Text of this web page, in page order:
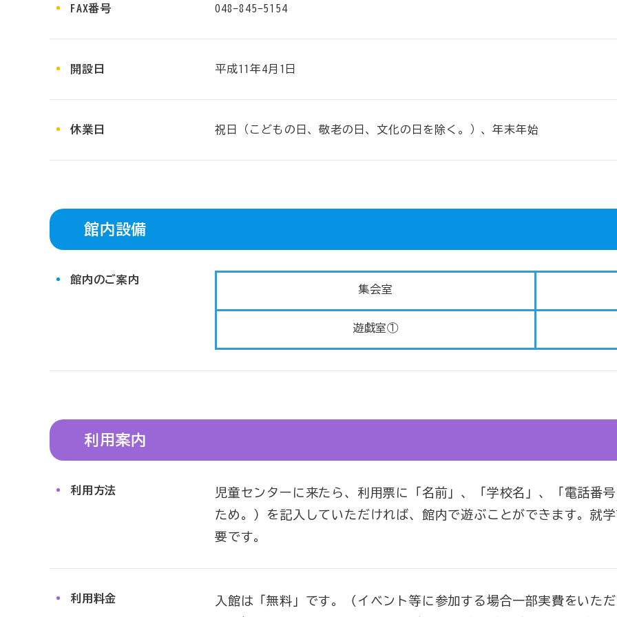
FAX番号 048-845-5154
開設日 平成11年4月1日
休業日 祝日（こどもの日、敬老の日、文化の日を除く。）、年末年始
館内設備
館内のご案内
集会室
遊戯室①
利用案内
利用方法
児童センターに来たら、利用票に「名前」、「学校名」、「電話番
ため。）を記入していただければ、館内で遊ぶことができます。就
要です。
利用料金
入館は「無料」です。（イベント等に参加する場合一部実費をいた